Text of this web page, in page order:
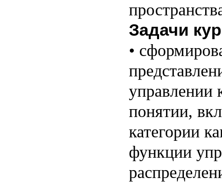
Задачи
•
управлении
понятии,
категории
функции